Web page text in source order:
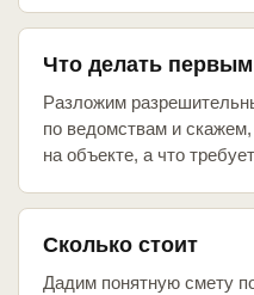
Что делать первым
Разложим
по ведомствам и скажем,
на объекте, а что
Сколько стоит
Дадим понятную смету